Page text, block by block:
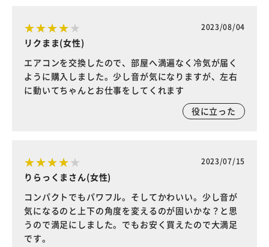
2023/08/04
リクまま(女性)
エアコンを交換したので、部屋へ満遍なく冷気が届く
ように購入しました。少し音が気になりますが、左右
に動いてちゃんとお仕事をしてくれます
役に立った
2023/07/15
りらっくまさん(女性)
コンパクトでもパワフル。そしてかわいい。少し音が
気になるのと上下の角度を変えるのが固いかな？と思
うので満足にしました。でもお安く買えたので大満足
です。